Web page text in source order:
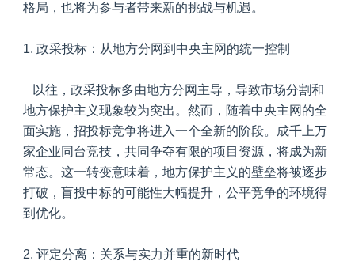
格局，也将为参与者带来新的挑战与机遇。
1. 政采投标：从地方分网到中央主网的统一控制
以往，政采投标多由地方分网主导，导致市场分割和
地方保护主义现象较为突出。然而，随着中央主网的全
面实施，招投标竞争将进入一个全新的阶段。成千上万
家企业同台竞技，共同争夺有限的项目资源，将成为新
常态。这一转变意味着，地方保护主义的壁垒将被逐步
打破，盲投中标的可能性大幅提升，公平竞争的环境得
到优化。
2. 评定分离：关系与实力并重的新时代